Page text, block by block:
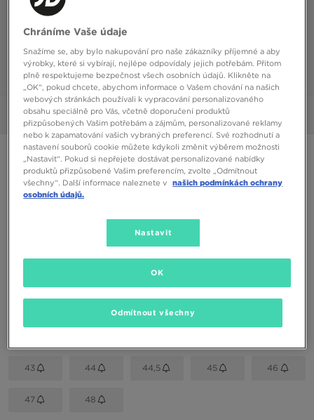
Obrázky 360°
PUMA COURT STAR FS TUMBLED
1890 Kč
EU US
43 44 44,5 45 46
47 48
Chráníme Vaše údaje
Snažíme se, aby bylo nakupování pro naše zákazníky příjemné a aby
výrobky, které si vybírají, nejlépe odpovídaly jejich potřebám. Přitom
plně respektujeme bezpečnost všech osobních údajů. Klikněte na
„OK“, pokud chcete, abychom informace o Vašem chování na našich
webových stránkách používali k vypracování personalizovaného
obsahu speciálně pro Vás, včetně doporučení produktů
přizpůsobených Vašim potřebám a zájmům, personalizované reklamy
nebo k zapamatování vašich vybraných preferencí. Své rozhodnutí a
nastavení souborů cookie můžete kdykoli změnit výběrem možnosti
„Nastavit“. Pokud si nepřejete dostávat personalizované nabídky
produktů přizpůsobené Vašim preferencím, zvolte „Odmítnout
všechny“. Další informace naleznete v našich podmínkách ochrany
osobních údajů.
Nastavit
Odmítnout všechny
OK